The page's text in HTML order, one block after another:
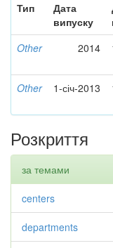
Тип
Дата
випуску
Other 2014
Other 1-січ-2013
Розкриття
за темами
centers
departments